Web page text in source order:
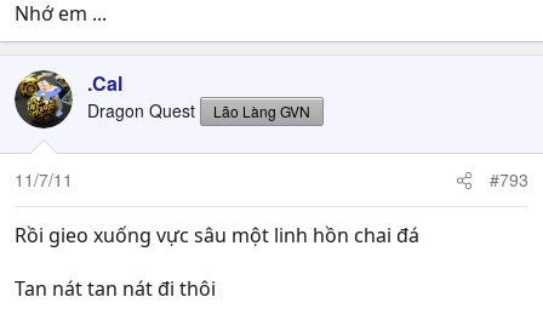
Nhớ em ...
.Cal
Dragon Quest Lão Làng GVN
11/7/11 #793
Rồi gieo xuống vực sâu một linh hồn chai đá
Tan nát tan nát đi thôi